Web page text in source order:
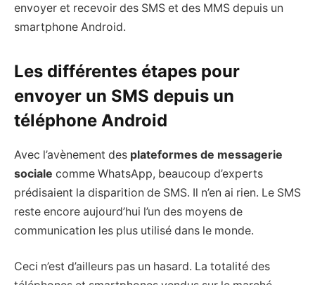
envoyer et recevoir des SMS et des MMS depuis un
smartphone Android.
Les différentes étapes pour
envoyer un SMS depuis un
téléphone Android
Avec l’avènement des plateformes de messagerie
sociale comme WhatsApp, beaucoup d’experts
prédisaient la disparition de SMS. Il n’en ai rien. Le SMS
reste encore aujourd’hui l’un des moyens de
communication les plus utilisé dans le monde.
Ceci n’est d’ailleurs pas un hasard. La totalité des